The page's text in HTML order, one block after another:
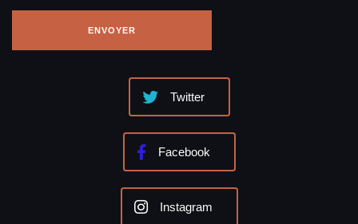
Twitter
Facebook
Instagram